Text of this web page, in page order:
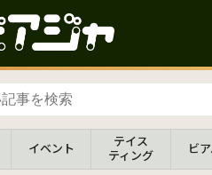
イベント
テイス
ティング
ビ